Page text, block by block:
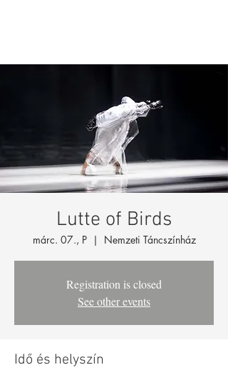
Lutte of Birds
márc. 07., P
  |
Nemzeti Táncszínház
Registration is closed
See other events
Idő és helyszín